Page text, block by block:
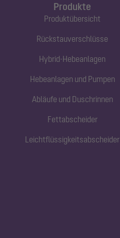
Produkte
Produktübersicht
Rückstauverschlüsse
Hybrid-Hebeanlagen
Hebeanlagen und Pumpen
Abläufe und Duschrinnen
Fettabscheider
Leichtflüssigkeitsabscheider